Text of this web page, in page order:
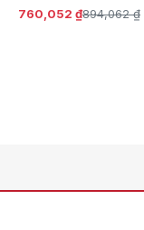
760,052 ₫894,062 ₫